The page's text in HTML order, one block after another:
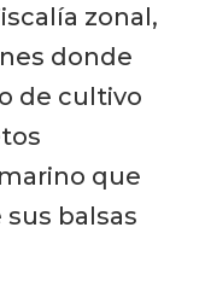
zonal,
donde
de cultivo
que
balsas